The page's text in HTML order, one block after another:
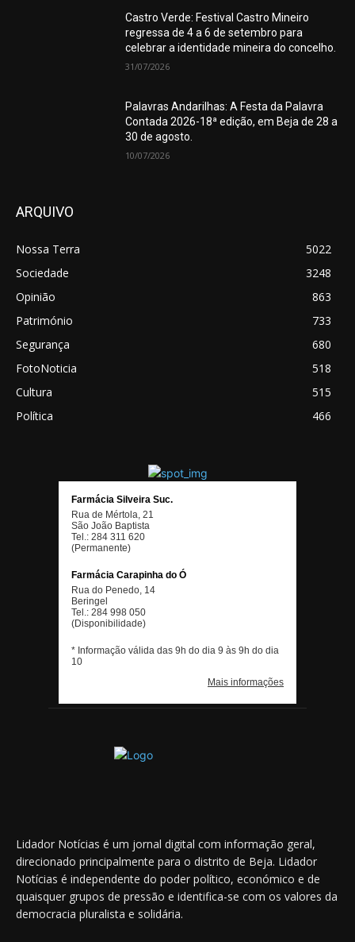
Castro Verde: Festival Castro Mineiro
regressa de 4 a 6 de setembro para
celebrar a identidade mineira do concelho.
31/07/2026
Palavras Andarilhas: A Festa da Palavra
Contada 2026-18ª edição, em Beja de 28 a
30 de agosto.
10/07/2026
ARQUIVO
Nossa Terra
5022
Sociedade
3248
Opinião
863
Património
733
Segurança
680
FotoNoticia
518
Cultura
515
Política
466
Lidador Notícias é um jornal digital com informação geral,
direcionado principalmente para o distrito de Beja. Lidador
Notícias é independente do poder político, económico e de
quaisquer grupos de pressão e identifica-se com os valores da
democracia pluralista e solidária.